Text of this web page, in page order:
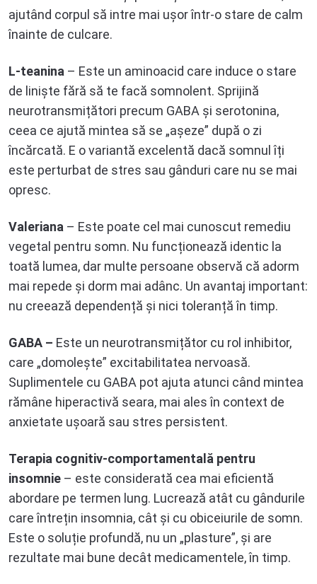
ajutând corpul să intre mai ușor într-o stare de calm
înainte de culcare.
L-teanina – Este un aminoacid care induce o stare
de liniște fără să te facă somnolent. Sprijină
neurotransmițători precum GABA și serotonina,
ceea ce ajută mintea să se „așeze” după o zi
încărcată. E o variantă excelentă dacă somnul îți
este perturbat de stres sau gânduri care nu se mai
opresc.
Valeriana – Este poate cel mai cunoscut remediu
vegetal pentru somn. Nu funcționează identic la
toată lumea, dar multe persoane observă că adorm
mai repede și dorm mai adânc. Un avantaj important:
nu creează dependență și nici toleranță în timp.
GABA – Este un neurotransmițător cu rol inhibitor,
care „domolește” excitabilitatea nervoasă.
Suplimentele cu GABA pot ajuta atunci când mintea
rămâne hiperactivă seara, mai ales în context de
anxietate ușoară sau stres persistent.
Terapia cognitiv-comportamentală pentru
insomnie – este considerată cea mai eficientă
abordare pe termen lung. Lucrează atât cu gândurile
care întrețin insomnia, cât și cu obiceiurile de somn.
Este o soluție profundă, nu un „plasture”, și are
rezultate mai bune decât medicamentele, în timp.